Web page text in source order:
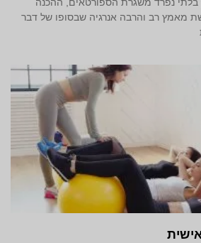
בלתי נפרד משגרת הספורטאים, ההכנה
מאמץ רב והרבה אנרגיה שבסופו של דבר